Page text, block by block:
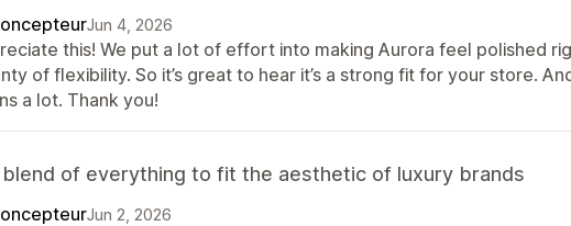
Jun 4, 2026
this! We put a lot of effort into making Aurora feel polished
of flexibility. So it’s great to hear it’s a strong fit for your store.
a lot. Thank you!
of everything to fit the aesthetic of luxury brands
Jun 2, 2026